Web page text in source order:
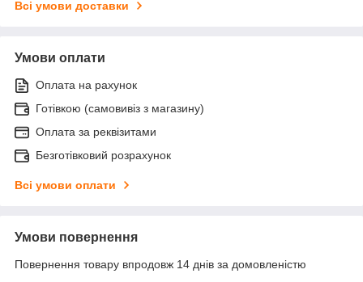
Всі умови доставки
Умови оплати
Оплата на рахунок
Готівкою (самовивіз з магазину)
Оплата за реквізитами
Безготівковий розрахунок
Всі умови оплати
Умови повернення
Повернення товару впродовж 14 днів за домовленістю